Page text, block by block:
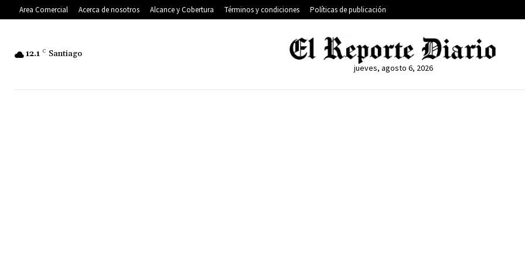
Area Comercial Acerca de nosotros Alcance y Cobertura Términos y condiciones Políticas de publicación
12.1 C Santiago
jueves, agosto 6, 2026